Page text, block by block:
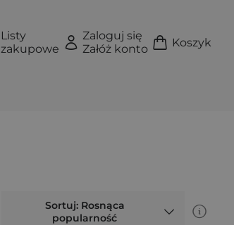
Listy
zakupowe
Zaloguj się
Załóż konto
Koszyk
Sortuj: Rosnąca
popularność